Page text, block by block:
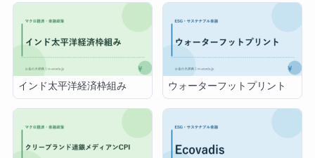
インド太平洋経済枠組み ウォーターフットプリント